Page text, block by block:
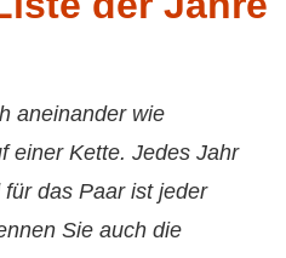
aneinander wie
einer Kette. Jedes Jahr
das Paar ist jeder
Sie auch die